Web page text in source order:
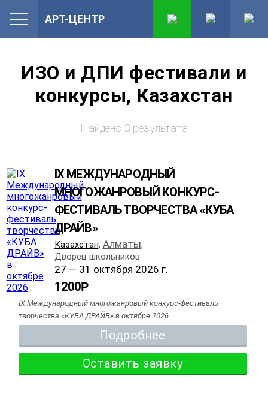
ИЗО и ДПИ фестивали и
конкурсы, Казахстан
Найдено 3 результата
IX МЕЖДУНАРОДНЫЙ
МНОГОЖАНРОВЫЙ КОНКУРС-
ФЕСТИВАЛЬ ТВОРЧЕСТВА «КУБА
ДРАЙВ»
Казахстан, Алматы,
Дворец школьников
27 — 31 октября 2026 г.
1200Р
IX Международный многожанровый конкурс-фестиваль
творчества «КУБА ДРАЙВ» в октябре 2026
Подробнее
Оставить заявку
АРТ-ЦЕНТР